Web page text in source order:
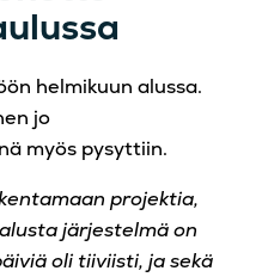
helmikuun alussa.
jo
myös pysyttiin.
projektia,
järjestelmä on
oli tiiviisti, ja sekä